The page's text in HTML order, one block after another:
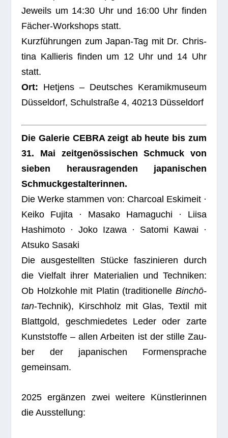
Jeweils um 14:30 Uhr und 16:00 Uhr fin­den
Fächer-Work­shops statt.
Kurz­füh­run­gen zum Japan-Tag mit Dr. Chris­
tina Kal­lie­ris fin­den um 12 Uhr und 14 Uhr
statt.
Ort: Het­jens – Deut­sches Kera­mik­mu­seum
Düs­sel­dorf, Schul­straße 4, 40213 Düsseldorf
Die Gale­rie CEBRA zeigt ab heute bis zum
31. Mai zeit­ge­nös­si­schen Schmuck von
sie­ben her­aus­ra­gen­den japa­ni­schen
Schmuck­ge­stal­te­rin­nen.
Die Werke stam­men von: Char­coal Eski­meit ·
Keiko Fujita · Masako Hama­guchi · Liisa
Hash­i­moto · Joko Izawa · Satomi Kawai ·
Atsuko Sasaki
Die aus­ge­stell­ten Stü­cke fas­zi­nie­ren durch
die Viel­falt ihrer Mate­ria­lien und Tech­ni­ken:
Ob Holz­kohle mit Pla­tin (tra­di­tio­nelle Bin­chō­
tan-Tech­nik), Kirsch­holz mit Glas, Tex­til mit
Blatt­gold, geschmie­de­tes Leder oder zarte
Kunst­stoffe – allen Arbei­ten ist der stille Zau­
ber der japa­ni­schen For­men­spra­che
gemeinsam.
2025 ergän­zen zwei wei­tere Künst­le­rin­nen
die Ausstellung: